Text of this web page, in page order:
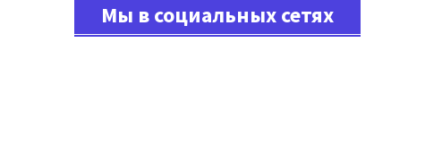
Мы в социальных сетях